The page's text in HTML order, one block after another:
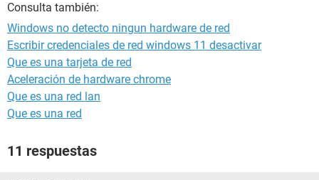
hardware de red....
Así que estoy un poco desbordada y desesperada.... a ver si
alguien me puede ayudar....
se me olvidó decit que instalé los drivers de la web de hp de
Realtek ethernet para windows 7 64bit y aparece que esta
bien sin fallos nada de cruz roja ni triangulo amarilli con
exclamación.
AIDA64 Extreme ]----------------------------------------------------------------------------
Consulta también:
Windows no detecto ningun hardware de red
Escribir credenciales de red windows 11 desactivar
Que es una tarjeta de red
Aceleración de hardware chrome
Que es una red lan
Que es una red
11 respuestas